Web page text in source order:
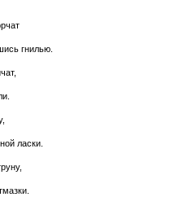
гнилью.
ласки.